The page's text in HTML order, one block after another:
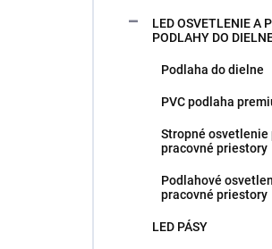
LED OSVETLENIE A
PODLAHY DO
Podlaha do dielne
PVC podlaha
Stropné osvetlenie
pracovné priestory
Podlahové
pracovné priestory
LED PÁSY